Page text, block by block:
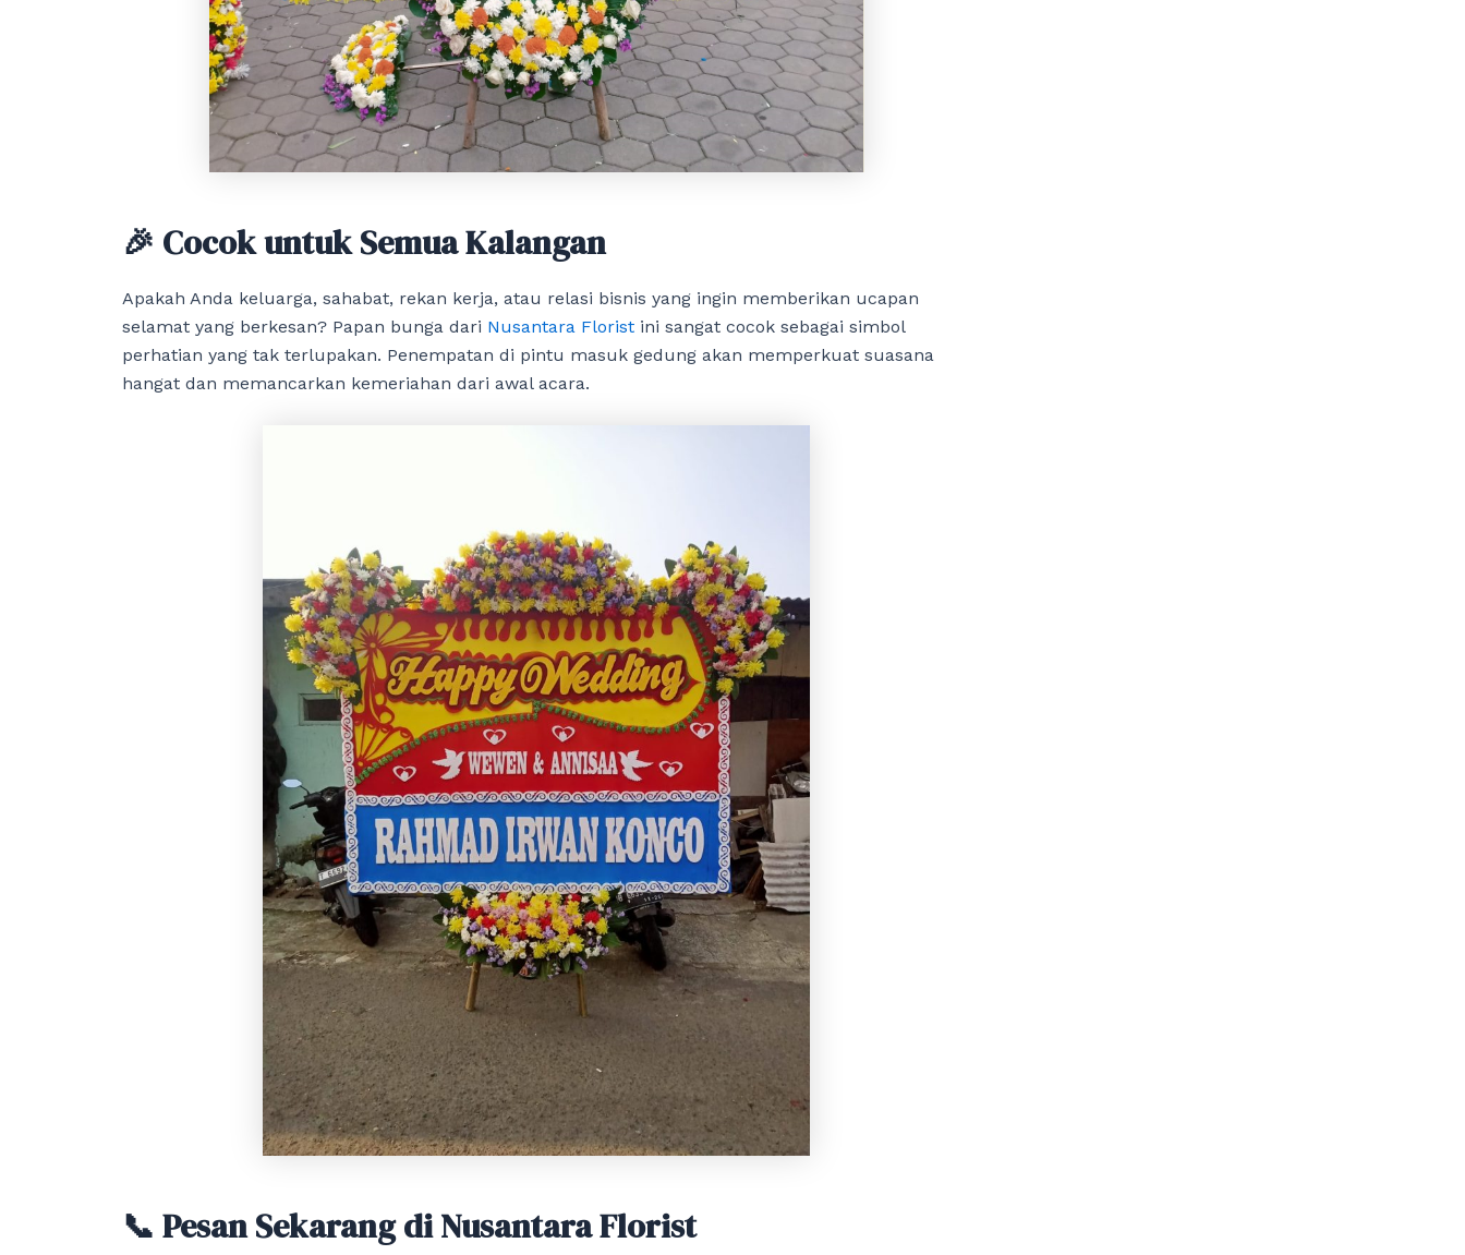
🎉 Cocok untuk Semua Kalangan
Apakah Anda keluarga, sahabat, rekan kerja, atau relasi bisnis yang ingin memberikan ucapan
selamat yang berkesan? Papan bunga dari Nusantara Florist ini sangat cocok sebagai simbol
perhatian yang tak terlupakan. Penempatan di pintu masuk gedung akan memperkuat suasana
hangat dan memancarkan kemeriahan dari awal acara.
📞 Pesan Sekarang di Nusantara Florist